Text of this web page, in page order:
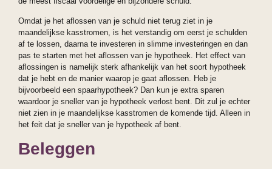
Omdat je het aflossen van je schuld niet terug ziet in je
maandelijkse kasstromen, is het verstandig om eerst je schulden
af te lossen, daarna te investeren in slimme investeringen en dan
pas te starten met het aflossen van je hypotheek. Het effect van
aflossingen is namelijk sterk afhankelijk van het soort hypotheek
dat je hebt en de manier waarop je gaat aflossen. Heb je
bijvoorbeeld een spaarhypotheek? Dan kun je extra sparen
waardoor je sneller van je hypotheek verlost bent. Dit zul je echter
niet zien in je maandelijkse kasstromen de komende tijd. Alleen in
het feit dat je sneller van je hypotheek af bent.
Beleggen